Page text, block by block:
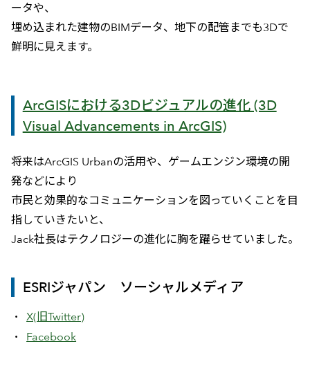
ータや、
埋め込まれた建物のBIMデータ、地下の配管までも3Dで
鮮明に見えます。
ArcGISにおける3Dビジュアルの進化 (3D
Visual Advancements in ArcGIS)
将来はArcGIS Urbanの活用や、ゲームエンジン環境の開
発などにより
市民と効果的なコミュニケーションを図っていくことを目
指していきたいと、
Jack社長はテクノロジーの進化に胸を躍らせていました。
ESRIジャパン ソーシャルメディア
X(旧Twitter)
Facebook